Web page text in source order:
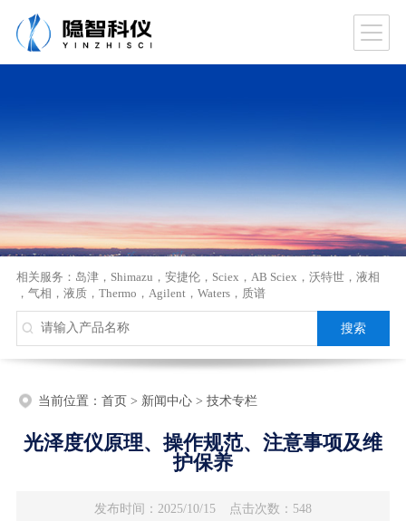
相关服务： 岛津， Shimazu ， 安捷伦， Sciex ， AB Sciex ， 沃特世， 液相
， 气相 ， 液质， Thermo ， Agilent ， Waters， 质谱
当前位置： 首页> 新闻中心> 技术专栏
光泽度仪原理、操作规范、注意事项及维
护保养
发布时间：2025/10/15 点击次数：548